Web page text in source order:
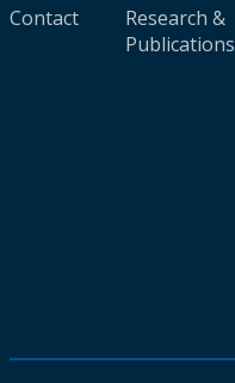
Contact
Research &
Publications